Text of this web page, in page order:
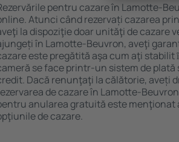
pentru cazare în Lamotte-
Atunci când rezervați cazarea
la dispoziţie doar unităţi de cazare
în Lamotte-Beuvron, aveţi
este pregătită aşa cum aţi
se face printr-un sistem de plată
Dacă renunţaţi la călătorie, aveți
de cazare în Lamotte-
anularea gratuită este
de cazare.